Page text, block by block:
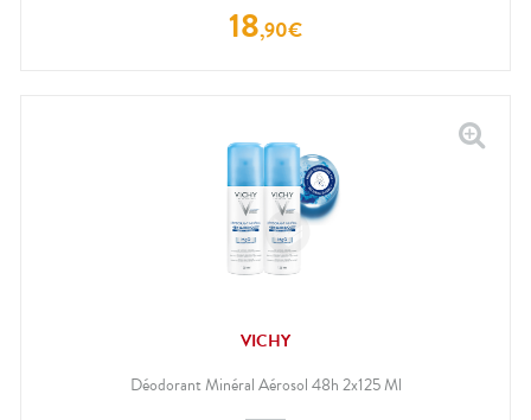
18,90€
VICHY
Déodorant Minéral Aérosol 48h 2x125 Ml